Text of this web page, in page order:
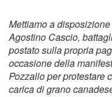
Mettiamo a
Agostino Cascio,
postato sulla propria
occasione della
Pozzallo per protestare
carica di grano